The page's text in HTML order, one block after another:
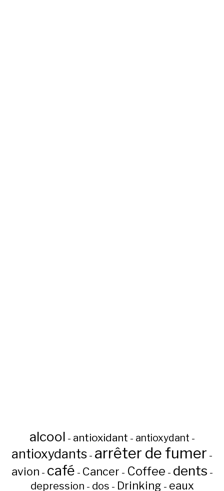
alcool - antioxidant - antioxydant -
antioxydants - arrêter de fumer -
avion - café - Cancer - Coffee - dents -
depression - dos - Drinking - eaux